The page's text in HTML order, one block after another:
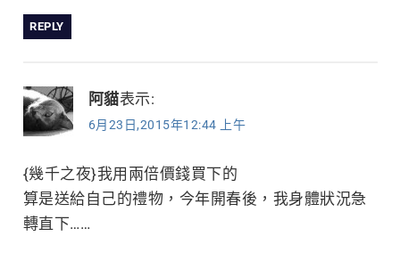
REPLY
阿貓表示:
6月23日,2015年12:44 上午
{幾千之夜}我用兩倍價錢買下的
算是送給自己的禮物，今年開春後，我身體狀況急
轉直下……